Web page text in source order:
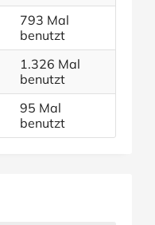
793 Mal
benutzt
1.326 Mal
benutzt
95 Mal
benutzt